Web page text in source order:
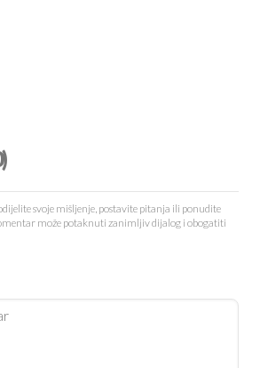
svoje mišljenje, postavite pitanja ili ponudite
može potaknuti zanimljiv dijalog i obogatiti